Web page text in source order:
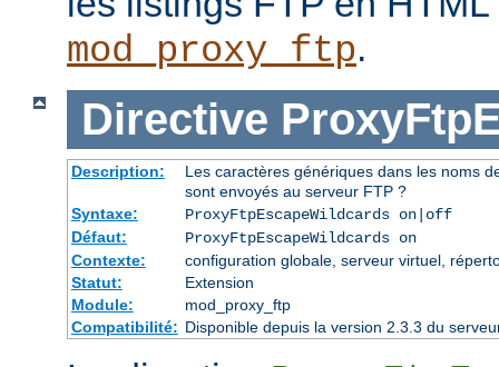
mod_proxy_ftp.
Directive
Description:
Les caractères génériques dans les noms
sont envoyés au serveur FTP ?
Syntaxe:
ProxyFtpEscapeWildcards on|off
Défaut:
ProxyFtpEscapeWildcards on
Contexte:
configuration globale, serveur virtuel,
Statut:
Extension
Module:
mod_proxy_ftp
Compatibilité: Disponible depuis la version 2.3.3 du